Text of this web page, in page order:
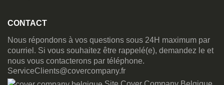
CONTACT
Nous répondons à vos questions sous 24H maximum par
courriel. Si vous souhaitez être rappelé(e), demandez le et
nous vous contacterons par téléphone.
ServiceClients@covercompany.fr